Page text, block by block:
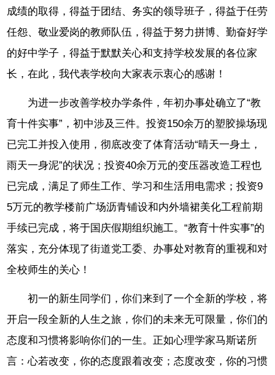
成绩的取得，得益于团结、务实的领导班子，得益于任劳
任怨、敬业爱岗的教师队伍，得益于努力拼博、勤奋好学
的好中学子，得益于默默关心和支持学校发展的各位家
长，在此，我代表学校向大家表示衷心的感谢！
为进一步改善学校办学条件，年初办事处确立了“教
育十件实事”，初中涉及三件。投资150余万的塑胶操场现
已完工并投入使用，彻底改变了体育活动“晴天一身土，
雨天一身泥”的状况；投资40余万元的变压器改造工程也
已完成，满足了师生工作、学习和生活用电需求；投资9
5万元的教学楼前广场沥青铺设和内外墙裙美化工程前期
手续已完成，将于国庆假期组织施工。“教育十件实事”的
落实，充分体现了街道党工委、办事处对教育的重视和对
全校师生的关心！
初一的新生同学们，你们来到了一个全新的学校，将
开启一段全新的人生之旅，你们的未来无可限量，你们的
态度和习惯将影响你们的一生。正如心理学家马斯诺所
言：心若改变，你的态度跟着改变；态度改变，你的习惯